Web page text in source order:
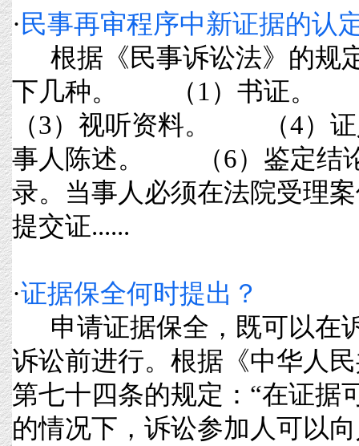
· 民事再审程序中新证据的认
根据《民事诉讼法》的规
下几种。 （1）书证
（3）视听资料。 （4）
事人陈述。 （6）鉴定
录。当事人必须在法院受理
提交证......
·证据保全何时提出？
申请证据保全，既可以在
诉讼前进行。根据《中华人
第七十四条的规定：“在证据
的情况下，诉讼参加人可以